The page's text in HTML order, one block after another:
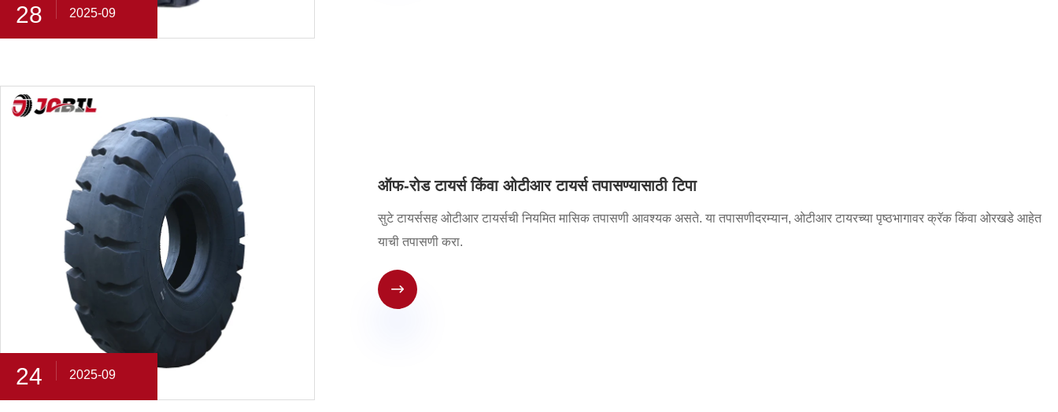
28 2025-09
24 2025-09
ऑफ-रोड टायर्स किंवा ओटीआर टायर्स तपासण्यासाठी टिपा
सुटे टायर्ससह ओटीआर टायर्सची नियमित मासिक तपासणी आवश्यक असते. या तपासणीदरम्यान, ओटीआर टायरच्या पृष्ठभागावर क्रॅक किंवा ओरखडे आहेत
याची तपासणी करा.
